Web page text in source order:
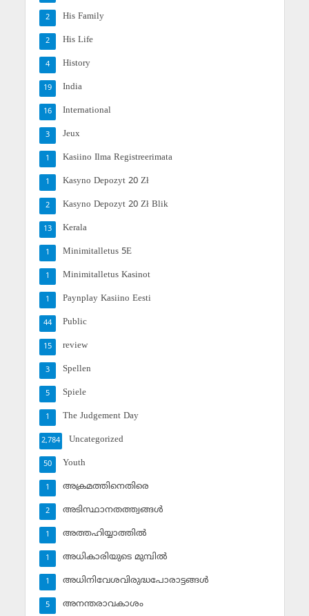
His Family
2
His Life
2
History
4
India
19
International
16
Jeux
3
Kasiino Ilma Registreerimata
1
Kasyno Depozyt 20 Zł
1
Kasyno Depozyt 20 Zł Blik
2
Kerala
13
Minimitalletus 5E
1
Minimitalletus Kasinot
1
Paynplay Kasiino Eesti
1
Public
44
review
15
Spellen
3
Spiele
5
The Judgement Day
1
Uncategorized
2,784
Youth
50
അക്രമത്തിനെതിരെ
1
അടിസ്ഥാനതത്ത്വങ്ങള്‍
2
അത്തഹിയ്യാത്തില്‍
1
അധികാരിയുടെ മുമ്പില്‍
1
അധിനിവേശവിരുദ്ധപോരാട്ടങ്ങള്‍
1
അനന്തരാവകാശം
5